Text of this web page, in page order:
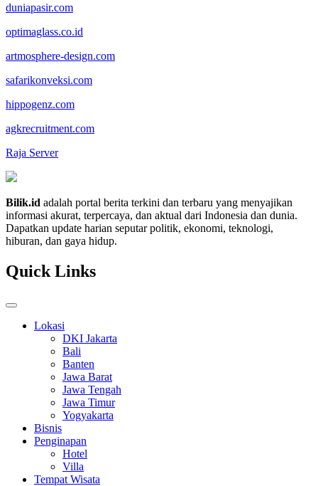
duniapasir.com
optimaglass.co.id
artmosphere-design.com
safarikonveksi.com
hippogenz.com
agkrecruitment.com
Raja Server
Bilik.id adalah portal berita terkini dan terbaru yang menyajikan
informasi akurat, terpercaya, dan aktual dari Indonesia dan dunia.
Dapatkan update harian seputar politik, ekonomi, teknologi,
hiburan, dan gaya hidup.
Quick Links
Lokasi
DKI Jakarta
Bali
Banten
Jawa Barat
Jawa Tengah
Jawa Timur
Yogyakarta
Bisnis
Penginapan
Hotel
Villa
Tempat Wisata